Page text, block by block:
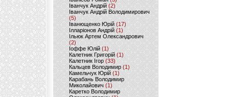
Іванчук Андрій(2)
Іванчук Андрій Володимирович
(5)
Іванющенко Юрій (17)
Ілларіонов Андрій (1)
Ільюк Артем Олександрович
(2)
Іоффе Юлій (1)
Калетник Григорій(1)
Калетник Ігор (33)
Кальцев Володимир(1)
Камельчук Юрій (1)
Карабань Володимир
Миколайович (1)
Каретко Володимир